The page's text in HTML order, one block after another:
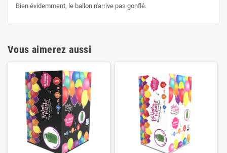
Bien évidemment, le ballon n'arrive pas gonflé.
Vous aimerez aussi